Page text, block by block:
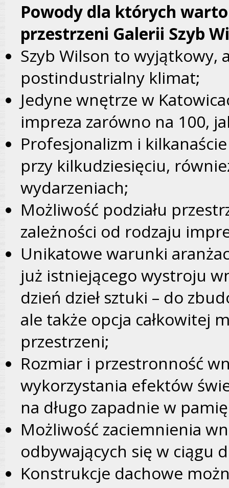
Powody dla których
przestrzeni Galerii Szyb
Szyb Wilson to wyjątkowy,
postindustrialny klimat;
Jedyne wnętrze w
impreza zarówno na 100,
Profesjonalizm i
przy kilkudziesięciu,
wydarzeniach;
Możliwość podziału
zależności od rodzaju
Unikatowe warunki
już istniejącego wystroju
dzień dzieł sztuki – do
ale także opcja całkowitej
przestrzeni;
Rozmiar i przestronność
wykorzystania efektów
na długo zapadnie w
Możliwość zaciemnienia
odbywających się w ciągu
Konstrukcje dachowe